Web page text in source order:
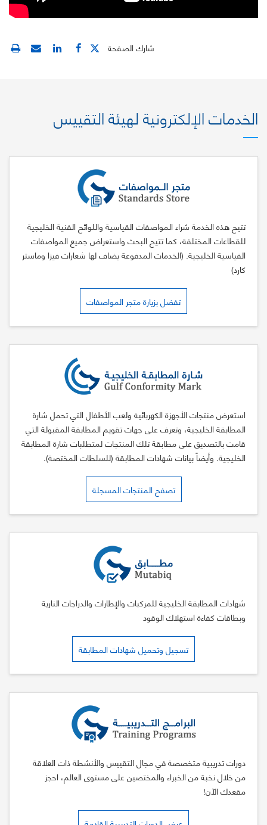
شارك الصفحة
الخدمات الإلكترونية لهيئة التقييس
تتيح هذه الخدمة شراء المواصفات القياسية واللوائح الفنية الخليجية
للقطاعات المختلفة، كما تتيح البحث واستعراض جميع المواصفات
القياسية الخليجية. (الخدمات المدفوعة يضاف لها شعارات فيزا وماستر
كارد)
تفضل بزيارة متجر المواصفات
استعرض منتجات الأجهزة الكهربائية ولعب الأطفال التي تحمل شارة
المطابقة الخليجية، وتعرف على جهات تقويم المطابقة المقبولة التي
قامت بالتصديق على مطابقة تلك المنتجات لمتطلبات شارة المطابقة
الخليجية. وأيضاً بيانات شهادات المطابقة (للسلطات المختصة).
تصفح المنتجات المسجلة
شهادات المطابقة الخليجية للمركبات والإطارات والدراجات النارية
وبطاقات كفاءة استهلاك الوقود
تسجيل وتحميل شهادات المطابقة
دورات تدريبية متخصصة في مجال التقييس والأنشطة ذات العلاقة
من خلال نخبة من الخبراء والمختصين على مستوى العالم، احجز
مقعدك الآن!